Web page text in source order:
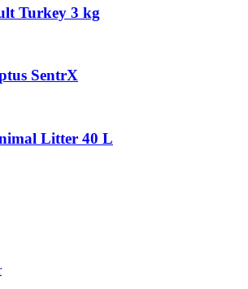
Turkey 3 kg
SentrX
Litter 40 L